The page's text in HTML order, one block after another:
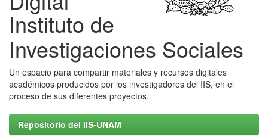
Instituto de
Investigaciones Sociales
Un espacio para compartir materiales y recursos digitales
académicos producidos por los investigadores del IIS, en el
proceso de sus diferentes proyectos.
Repositorio del IIS-UNAM